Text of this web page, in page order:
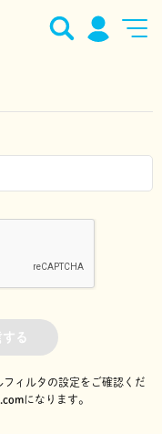
る
ィルタの設定をご確認くだ
になります。